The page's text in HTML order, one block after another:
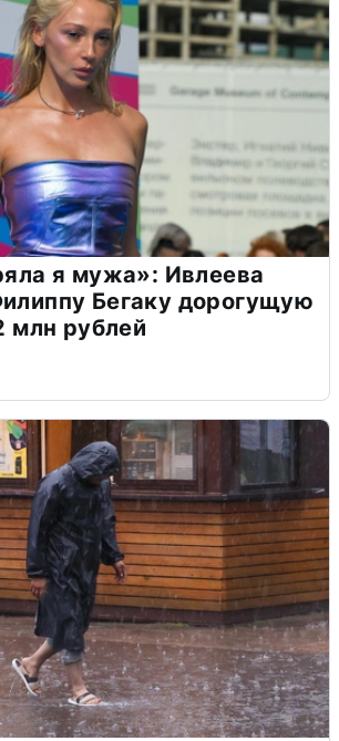
я мужа»: Ивлеева
Бегаку дорогущую
млн рублей